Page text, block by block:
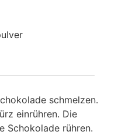
schmelzen.
einrühren. Die
Schokolade rühren.